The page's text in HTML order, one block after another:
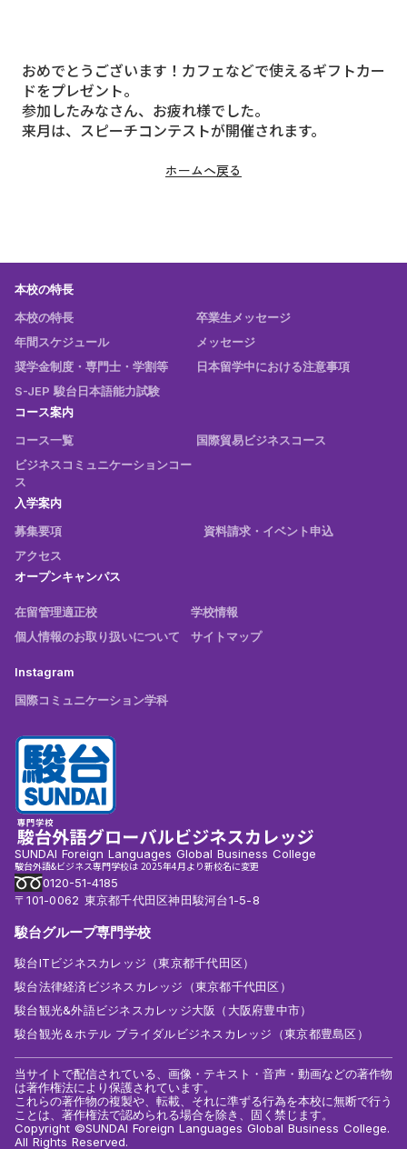
おめでとうございます！カフェなどで使えるギフトカー
ドをプレゼント。
参加したみなさん、お疲れ様でした。
来月は、スピーチコンテストが開催されます。
ホームへ戻る
本校の特長
本校の特長
卒業生メッセージ
年間スケジュール
メッセージ
奨学金制度・専門士・学割等
日本留学中における注意事項
S-JEP 駿台日本語能力試験
コース案内
コース一覧
国際貿易ビジネスコース
ビジネスコミュニケーションコー
ス
入学案内
募集要項
資料請求・イベント申込
アクセス
オープンキャンパス
在留管理適正校
学校情報
個人情報のお取り扱いについて
サイトマップ
Instagram
国際コミュニケーション学科
SUNDAI Foreign Languages Global Business College
駿台外語&ビジネス専門学校は 2025年4月より新校名に変更
0120-51-4185
〒101-0062 東京都千代田区神田駿河台1-5-8
駿台グループ専門学校
駿台ITビジネスカレッジ（東京都千代田区）
駿台法律経済ビジネスカレッジ（東京都千代田区）
駿台観光&外語ビジネスカレッジ大阪（大阪府豊中市）
駿台観光＆ホテル ブライダルビジネスカレッジ（東京都豊島区）
当サイトで配信されている、画像・テキスト・音声・動画などの著作物
は著作権法により保護されています。
これらの著作物の複製や、転載、それに準ずる行為を本校に無断で行う
ことは、著作権法で認められる場合を除き、固く禁じます。
Copyright ©SUNDAI Foreign Languages Global Business College.
All Rights Reserved.